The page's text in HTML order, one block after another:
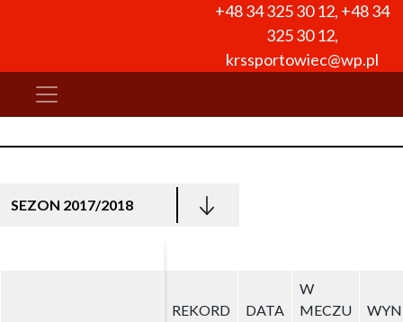
+48 34 325 30 12, +48 34
325 30 12,
krssportowiec@wp.pl
SEZON 2017/2018
REKORD DATA
W
MECZU
REKORD DATA
W
MECZU